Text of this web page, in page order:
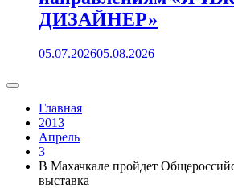
ДИЗАЙНЕР»
05.07.202605.08.2026
Главная
2013
Апрель
3
В Махачкале пройдет
выставка